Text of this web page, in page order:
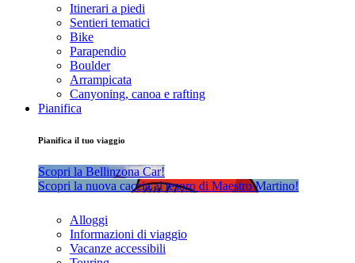
Itinerari a piedi
Sentieri tematici
Bike
Parapendio
Boulder
Arrampicata
Canyoning, canoa e rafting
Pianifica
Pianifica il tuo viaggio
Scopri la Bellinzona Car!
Scopri la nuova caccia al tesoro di Maestro Martino!
Alloggi
Informazioni di viaggio
Vacanze accessibili